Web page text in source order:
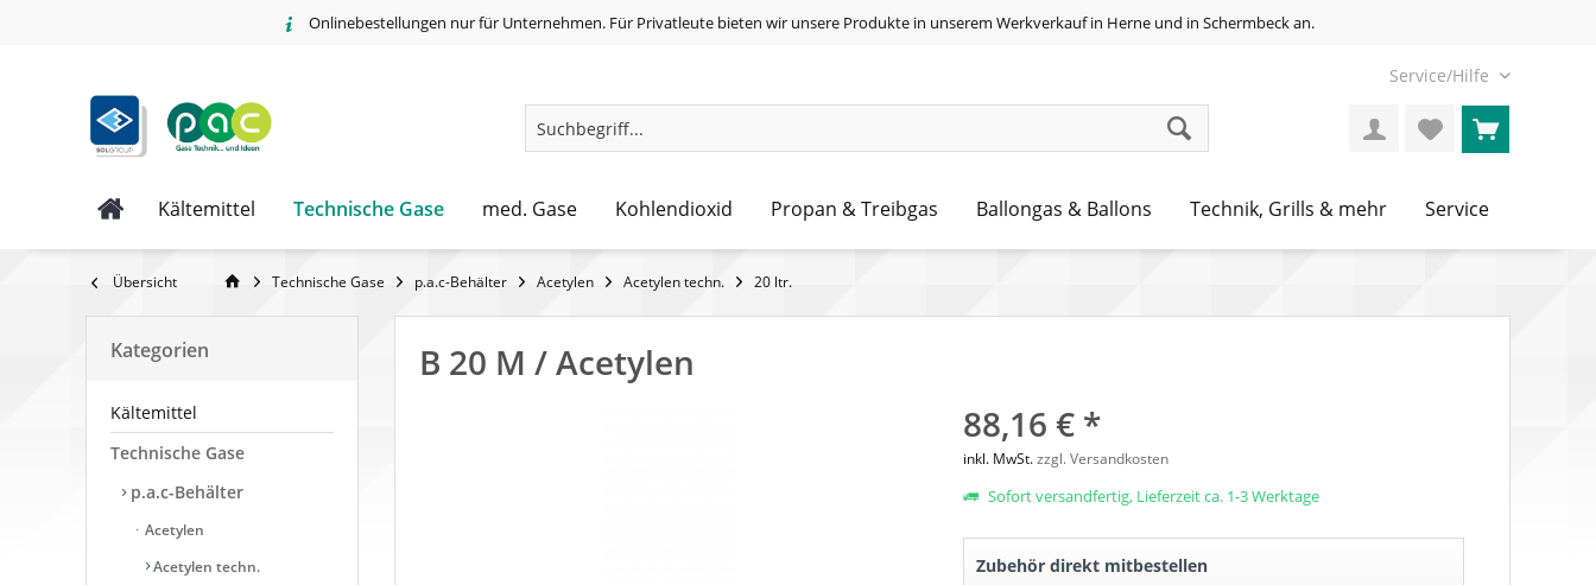
Onlinebestellungen nur für Unternehmen. Für Privatleute bieten wir unsere Produkte in unserem Werkverkauf in Herne und in Schermbeck an.
Service/Hilfe
Kältemittel Technische Gase med. Gase Kohlendioxid Propan & Treibgas Ballongas & Ballons Technik, Grills & mehr Service
Übersicht Technische Gase p.a.c-Behälter Acetylen Acetylen techn. 20 ltr.
Kategorien
Kältemittel
Technische Gase
p.a.c-Behälter
Acetylen
Acetylen techn.
B 20 M / Acetylen
88,16 € *
inkl. MwSt.zzgl. Versandkosten
Sofort versandfertig, Lieferzeit ca. 1-3 Werktage
Zubehör direkt mitbestellen